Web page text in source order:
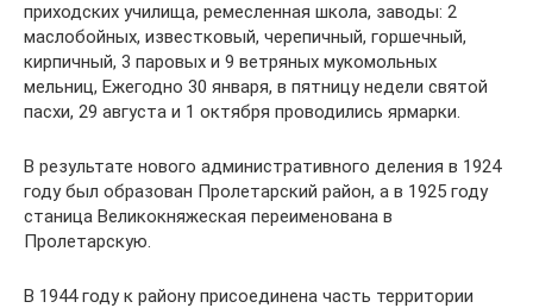
приходских училища, ремесленная школа, заводы: 2
маслобойных, известковый, черепичный, горшечный,
кирпичный, 3 паровых и 9 ветряных мукомольных
мельниц, Ежегодно 30 января, в пятницу недели святой
пасхи, 29 августа и 1 октября проводились ярмарки.
В результате нового административного деления в 1924
году был образован Пролетарский район, а в 1925 году
станица Великокняжеская переименована в
Пролетарскую.
В 1944 году к району присоединена часть территории